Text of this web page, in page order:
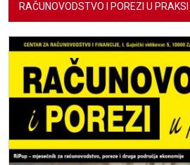
RAČUNOVODSTVO I POREZI U PRAKSI